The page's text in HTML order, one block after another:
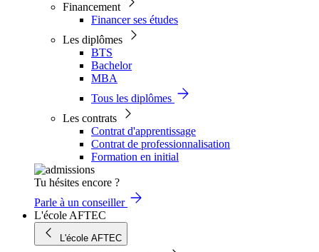
Financement
Financer ses études
Les diplômes
BTS
Bachelor
MBA
Tous les diplômes
Les contrats
Contrat d'apprentissage
Contrat de professionnalisation
Formation en initial
Tu hésites encore ?
Parle à un conseiller
L'école AFTEC
L'école AFTEC